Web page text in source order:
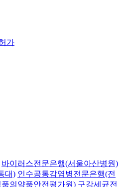
가
바이러스전문은행(서울아산병원)
대) 인수공통감염병전문은행(전
의약품안전평가원) 구강세균전